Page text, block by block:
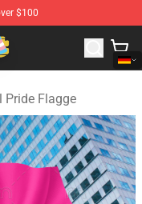
$100
Transgender Flag
Pride Flagge